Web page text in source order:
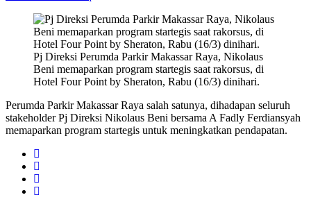
Pj Direksi Perumda Parkir Makassar Raya, Nikolaus
Beni memaparkan program startegis saat rakorsus, di
Hotel Four Point by Sheraton, Rabu (16/3) dinihari.
Perumda Parkir Makassar Raya salah satunya, dihadapan seluruh
stakeholder Pj Direksi Nikolaus Beni bersama A Fadly Ferdiansyah
memaparkan program startegis untuk meningkatkan pendapatan.